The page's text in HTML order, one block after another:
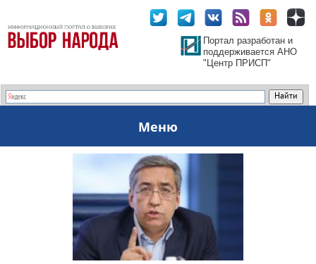
Портал разработан и
поддерживается АНО
"Центр ПРИСП"
Меню